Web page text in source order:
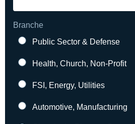
Branche
Public Sector & Defense
Health, Church, Non-Profit
FSI, Energy, Utilities
Automotive, Manufacturing